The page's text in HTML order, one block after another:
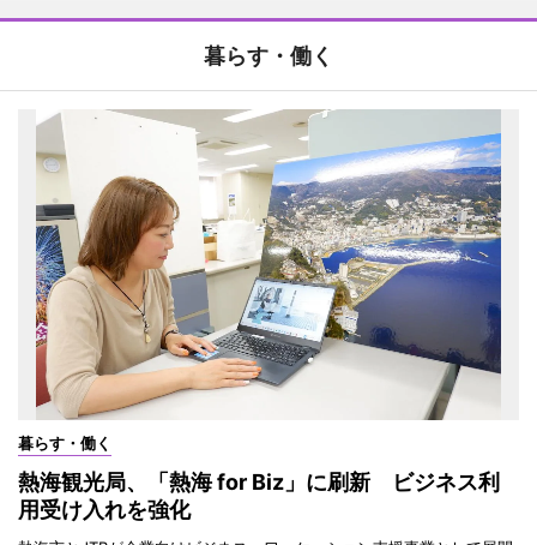
暮らす・働く
暮らす・働く
熱海観光局、「熱海 for Biz」に刷新 ビジネス利
用受け入れを強化